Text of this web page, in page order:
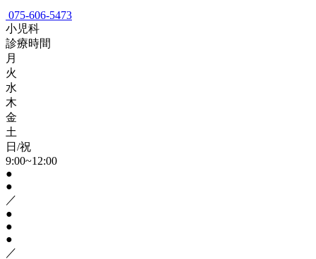
075-606-5473
小児科
診療時間
月
火
水
木
金
土
日/祝
9:00~12:00
●
●
／
●
●
●
／